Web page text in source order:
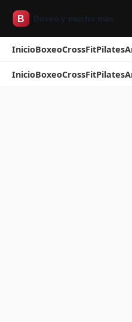
InicioBoxeoCrossFitPilates
InicioBoxeoCrossFitPilates